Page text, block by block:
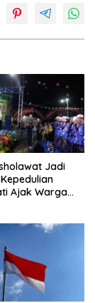
Jadi
Ajak Warga